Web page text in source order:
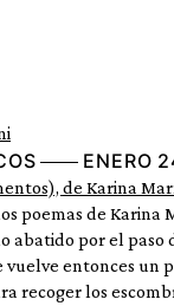
ENERO
de Karina
poemas de Karina
abatido por el paso
vuelve entonces un
recoger los